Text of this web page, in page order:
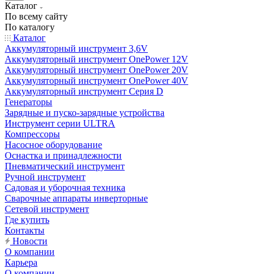
Каталог
По всему сайту
По каталогу
Каталог
Аккумуляторный инструмент 3,6V
Аккумуляторный инструмент OnePower 12V
Аккумуляторный инструмент OnePower 20V
Аккумуляторный инструмент OnePower 40V
Аккумуляторный инструмент Серия D
Генераторы
Зарядные и пуско-зарядные устройства
Инструмент серии ULTRA
Компрессоры
Насосное оборудование
Оснастка и принадлежности
Пневматический инструмент
Ручной инструмент
Садовая и уборочная техника
Сварочные аппараты инверторные
Сетевой инструмент
Где купить
Контакты
Новости
О компании
Карьера